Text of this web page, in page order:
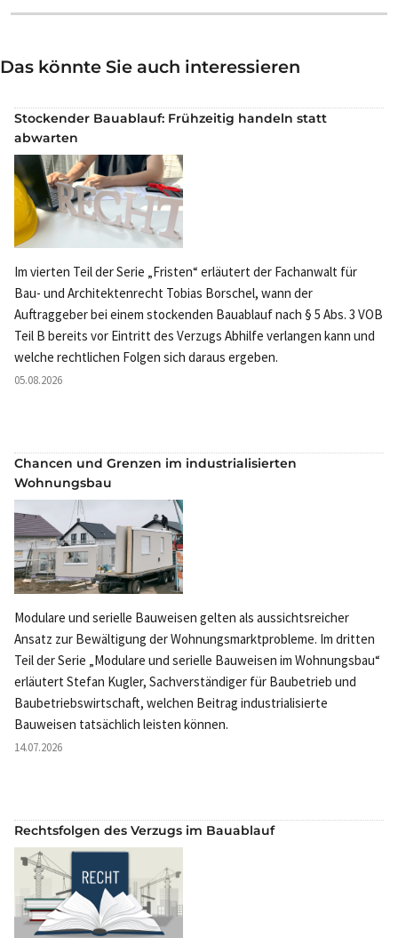
Das könnte Sie auch interessieren
Stockender Bauablauf: Frühzeitig handeln statt
abwarten
Im vierten Teil der Serie „Fristen“ erläutert der Fachanwalt für
Bau- und Architektenrecht Tobias Borschel, wann der
Auftraggeber bei einem stockenden Bauablauf nach § 5 Abs. 3 VOB
Teil B bereits vor Eintritt des Verzugs Abhilfe verlangen kann und
welche rechtlichen Folgen sich daraus ergeben.
05.08.2026
Chancen und Grenzen im industrialisierten
Wohnungsbau
Modulare und serielle Bauweisen gelten als aussichtsreicher
Ansatz zur Bewältigung der Wohnungsmarktprobleme. Im dritten
Teil der Serie „Modulare und serielle Bauweisen im Wohnungsbau“
erläutert Stefan Kugler, Sachverständiger für Baubetrieb und
Baubetriebswirtschaft, welchen Beitrag industrialisierte
Bauweisen tatsächlich leisten können.
14.07.2026
Rechtsfolgen des Verzugs im Bauablauf